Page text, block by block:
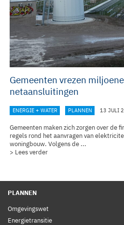
Gemeenten vrezen
netaansluitingen
ENERGIE + WATER PLANNEN 13 JULI
Gemeenten maken zich zorgen over de
regels rond het aanvragen van
woningbouw. Volgens de ...
> Lees verder
PLANNEN
Omgevingswet
Energietransitie